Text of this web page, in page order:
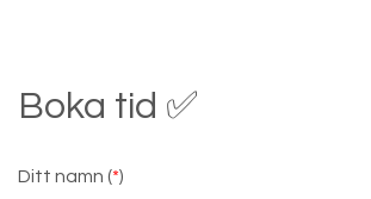
Boka tid ✅
Ditt namn (*)